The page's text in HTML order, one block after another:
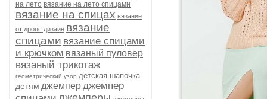
на лето вязание на лето спицами
вязание на спицах вязание
от дропс дизайн вязание
спицами вязание спицами
и крючком вязаный пуловер
вязаный трикотаж
геометрический узор детская шапочка
детям джемперджемпер